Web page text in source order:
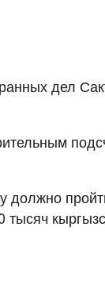
дел
должно
тысяч